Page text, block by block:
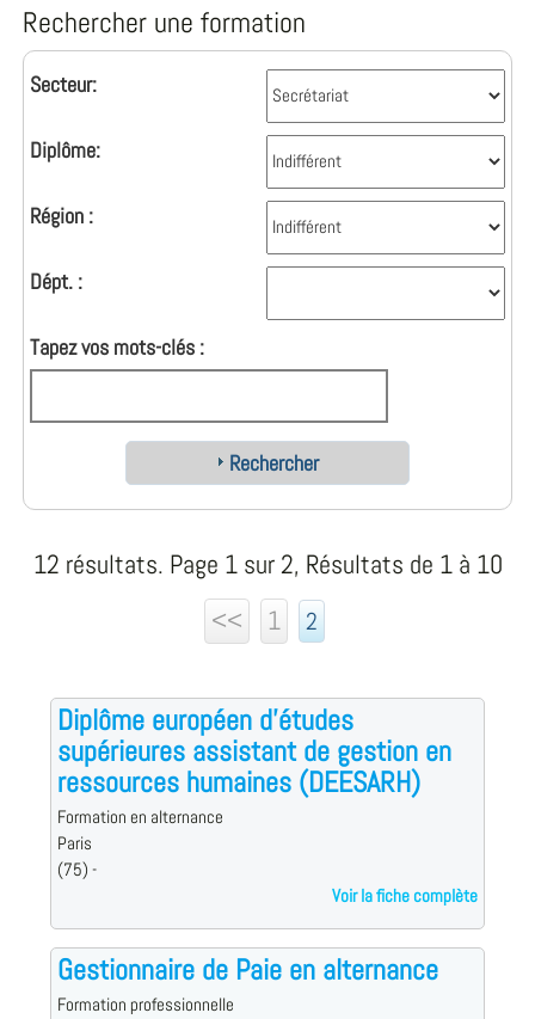
Rechercher une formation
Secteur:
Diplôme:
Région :
Dépt. :
Tapez vos mots-clés :
Rechercher
12 résultats. Page 1 sur 2, Résultats de 1 à 10
<<
1 2
Diplôme européen d'études
supérieures assistant de gestion en
ressources humaines (DEESARH)
Formation en alternance
Paris
(75) -
Voir la fiche complète
Gestionnaire de Paie en alternance
Formation professionnelle